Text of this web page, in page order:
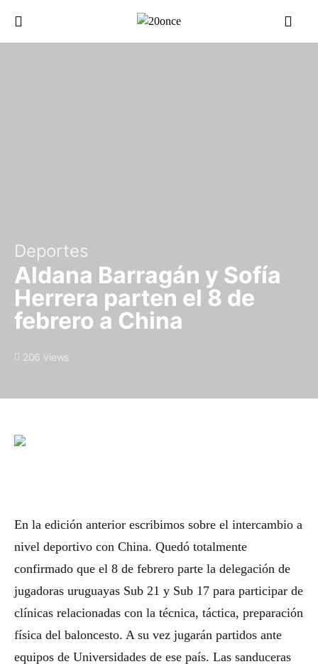
Deportes
Aldana Barragán y Sofía
Herrera parten el 8 de
febrero a China
206 views
En la edición anterior escribimos sobre el intercambio a
nivel deportivo con China. Quedó totalmente
confirmado que el 8 de febrero parte la delegación de
jugadoras uruguayas Sub 21 y Sub 17 para participar de
clínicas relacionadas con la técnica, táctica, preparación
física del baloncesto. A su vez jugarán partidos ante
equipos de Universidades de ese país. Las sanduceras